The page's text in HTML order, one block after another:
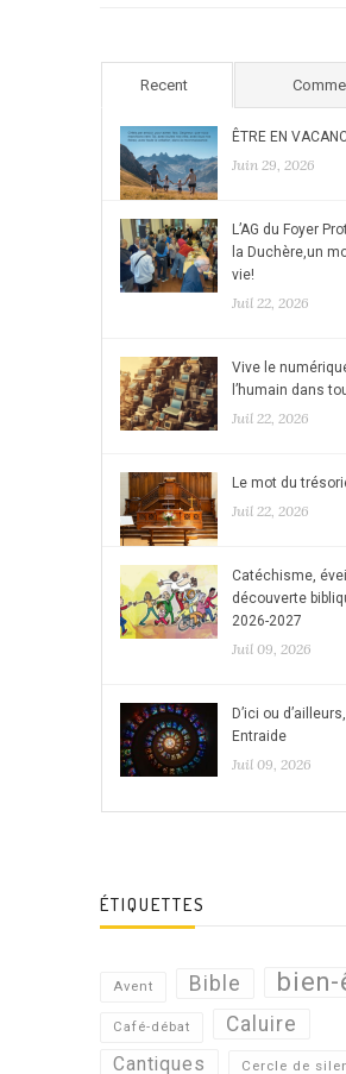
Recent
ÊTRE EN
Juin 29, 2026
L’AG du Foyer
la Duchère,un
vie!
Juil 22, 2026
Vive le
l’humain dans
Juil 22, 2026
Le mot du
Juil 22, 2026
Catéchisme,
découverte
2026-2027
Juil 09, 2026
D’ici ou
Entraide
Juil 09, 2026
ÉTIQUETTES
Avent Bible
Café-débat Caluire
Cantiques Cercle de